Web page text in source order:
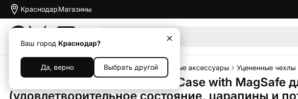
Краснодар
Ваш город Краснодар?
Да, верно Выбрать другой
Магазины
Каталог Уцененная техника Уцененные аксессуары Уцененные чехлы
Клип-кейс (накладка) Beats Case with MagSafe
(удовлетворительное состояние, царапины и